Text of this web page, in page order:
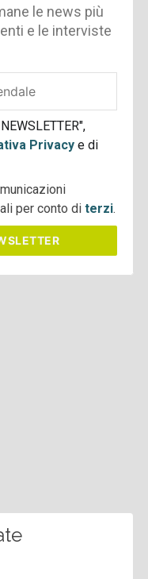
le news più
e le interviste
Privacye di
per conto diterzi.